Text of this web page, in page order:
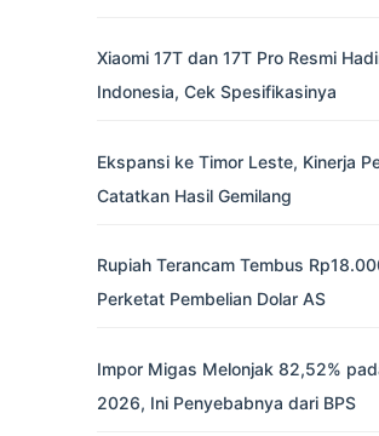
Xiaomi 17T dan 17T Pro Resmi
Indonesia, Cek Spesifikasinya
Ekspansi ke Timor Leste, Kinerja
Catatkan Hasil Gemilang
Rupiah Terancam Tembus
Perketat Pembelian Dolar AS
Impor Migas Melonjak 82,52%
2026, Ini Penyebabnya dari BPS